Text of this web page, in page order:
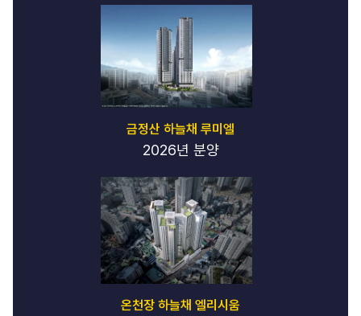
금정산 하늘채 루미엘
2026년 분양
온천장 하늘채 엘리시움